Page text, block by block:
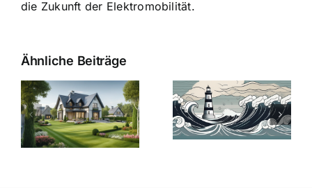
die Zukunft der Elektromobilität.
Ähnliche Beiträge
Bauzinsen im
Sturm: Die
aktuelle
Entwicklung
Die Evolution
der
Bauzinsen: Ein
Blick in die